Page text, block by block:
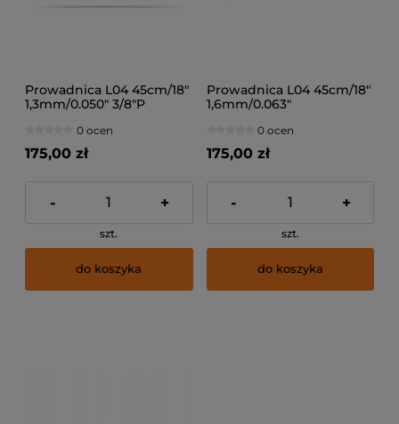
Prowadnica L04 45cm/18"
1,3mm/0.050" 3/8"P
0 ocen
175,00 zł
- +
szt.
do koszyka
Prowadnica L04 45cm/18"
1,6mm/0.063"
0 ocen
175,00 zł
- +
szt.
do koszyka